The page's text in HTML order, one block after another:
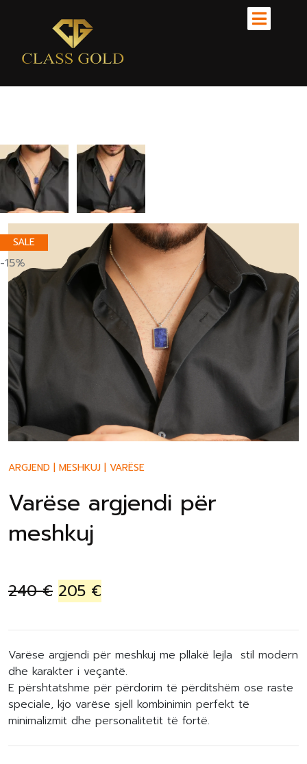
SALE
-15%
ARGJEND | MESHKUJ | VARËSE
Varëse argjendi për
meshkuj
240€ 205 €
Varëse argjendi për meshkuj me pllakë lejla stil modern
dhe karakter i veçantë.
E përshtatshme për përdorim të përditshëm ose raste
speciale, kjo varëse sjell kombinimin perfekt të
minimalizmit dhe personalitetit të fortë.